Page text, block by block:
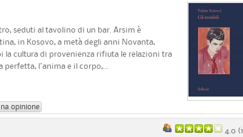
seduti al tavolino di un bar. Arsim è
in Kosovo, a metà degli anni Novanta,
la cultura di provenienza rifiuta le relazioni tra
perfetta, l'anima e il corpo,...
opinione
4.0 (1